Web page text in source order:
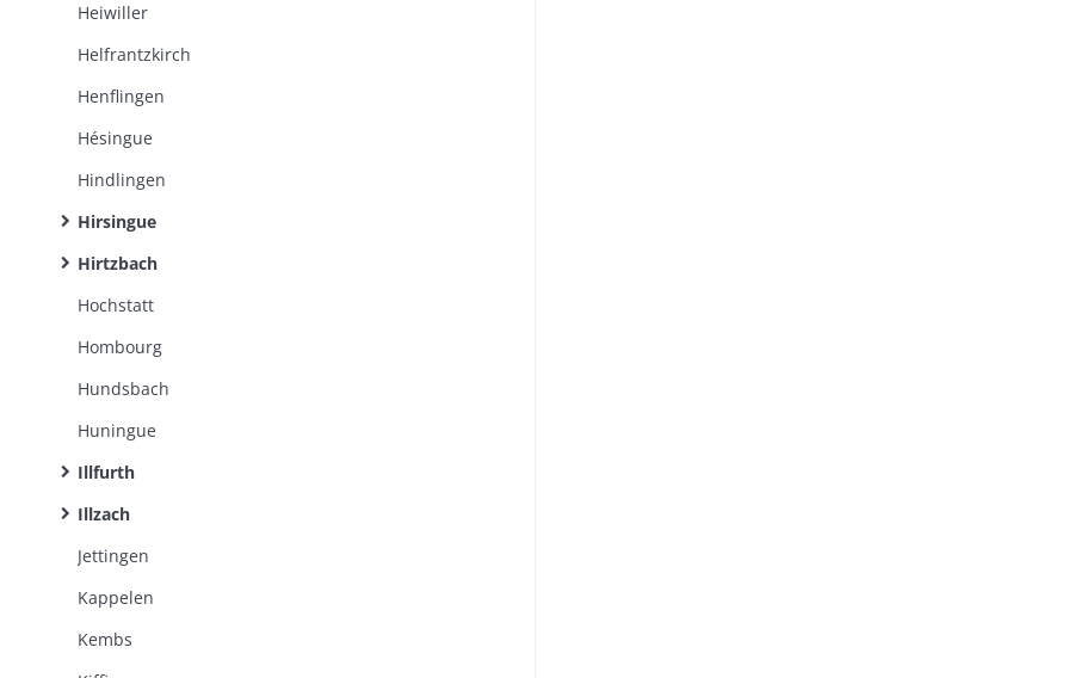
Heiwiller
Helfrantzkirch
Henflingen
Hésingue
Hindlingen
Hirsingue
Hirtzbach
Hochstatt
Hombourg
Hundsbach
Huningue
Illfurth
Illzach
Jettingen
Kappelen
Kembs